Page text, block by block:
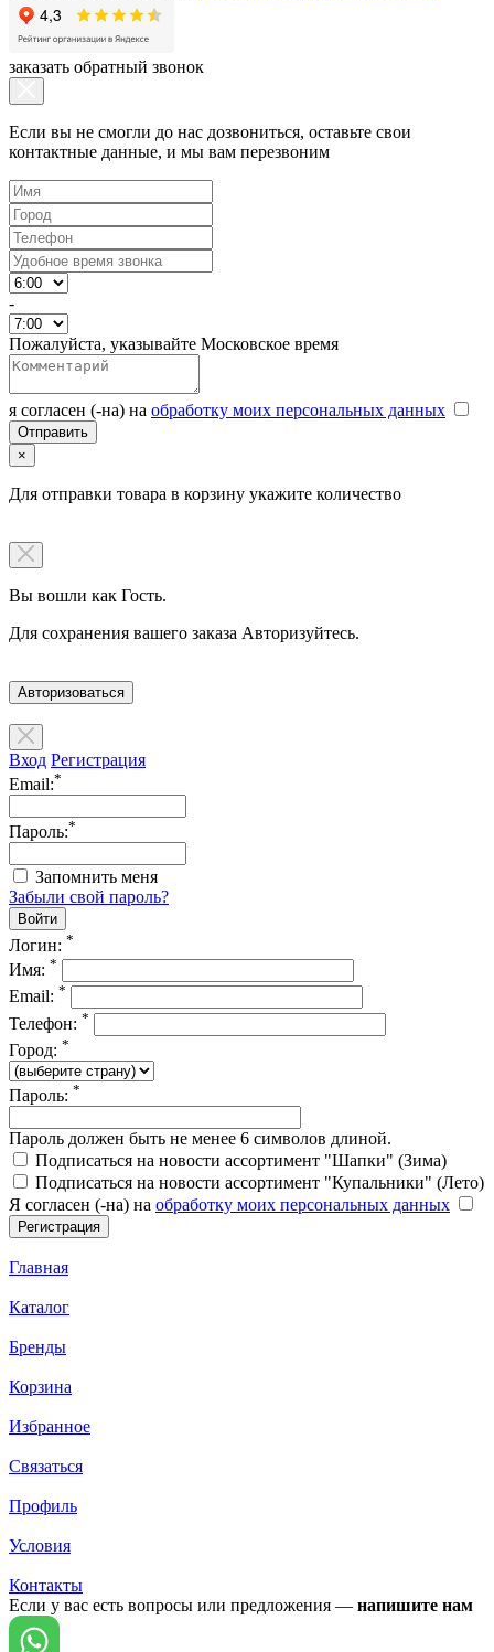
заказать обратный звонок
Если вы не смогли до нас дозвониться, оставьте свои
контактные данные, и мы вам перезвоним
-
Пожалуйста, указывайте Московское время
я согласен (-на) на обработку моих персональных данных
×
Для отправки товара в корзину укажите количество
Вы вошли как Гость.
Для сохранения вашего заказа Авторизуйтесь.
Авторизоваться
Вход Регистрация
Email:*
Пароль:*
Запомнить меня
Забыли свой пароль?
Логин: *
Имя: *
Email: *
Телефон: *
Город: *
Пароль: *
Пароль должен быть не менее 6 символов длиной.
Подписаться на новости ассортимент "Шапки" (Зима)
Подписаться на новости ассортимент "Купальники" (Лето)
Я согласен (-на) на обработку моих персональных данных
Главная
Каталог
Бренды
Корзина
Избранное
Связаться
Профиль
Условия
Контакты
Если у вас есть вопросы или предложения — напишите нам